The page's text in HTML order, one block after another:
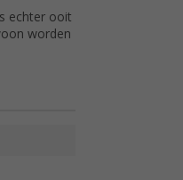
echter ooit
worden